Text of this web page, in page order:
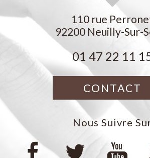
110 rue
92200 Neuilly-Sur-
01 47 22 11
CONTACT
Nous Suivre